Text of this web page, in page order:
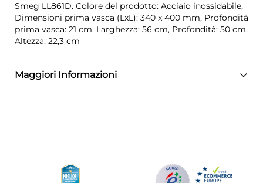
Smeg LL861D. Colore del prodotto: Acciaio inossidabile,
Dimensioni prima vasca (LxL): 340 x 400 mm, Profondità
prima vasca: 21 cm. Larghezza: 56 cm, Profondità: 50 cm,
Altezza: 22,3 cm
Maggiori Informazioni